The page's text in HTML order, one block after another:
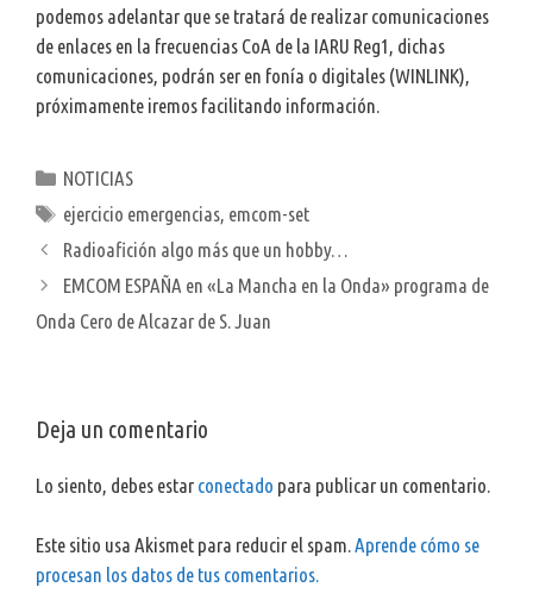
podemos adelantar que se tratará de realizar comunicaciones
de enlaces en la frecuencias CoA de la IARU Reg1, dichas
comunicaciones, podrán ser en fonía o digitales (WINLINK),
próximamente iremos facilitando información.
Categorías
NOTICIAS
Etiquetas
ejercicio emergencias, emcom-set
Radioafición algo más que un hobby…
EMCOM ESPAÑA en «La Mancha en la Onda» programa de
Onda Cero de Alcazar de S. Juan
Deja un comentario
Lo siento, debes estar conectado para publicar un comentario.
Este sitio usa Akismet para reducir el spam.Aprende cómo se
procesan los datos de tus comentarios.